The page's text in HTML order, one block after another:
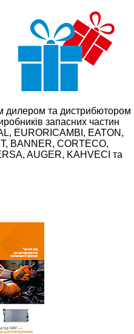
дилером та дистрибютором
запасних частин
EURORICAMBI, EATON,
BANNER, CORTECO,
AUGER, KAHVECI та